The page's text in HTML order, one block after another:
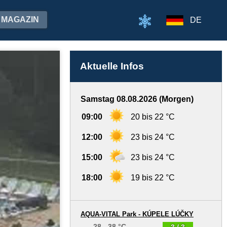
MAGAZIN DE
Aktuelle Infos
Samstag 08.08.2026 (Morgen)
09:00 20 bis 22 °C
12:00 23 bis 24 °C
15:00 23 bis 24 °C
18:00 19 bis 22 °C
AQUA-VITAL Park - KÚPELE LÚČKY